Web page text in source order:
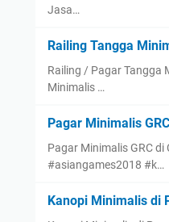
Jasa…
Railing Tangga
Railing / Pagar Tangga
Minimalis …
Pagar Minimalis
Pagar Minimalis GRC di
#asiangames2018 #k…
Kanopi Minimalis di